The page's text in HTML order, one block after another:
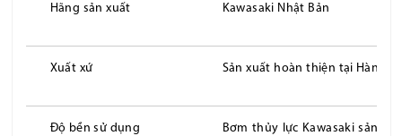
Hãng sản xuất Kawasaki Nhật Bản
Xuất xứ Sản xuất hoàn thiện tại Hàn
Độ bền sử dụng
Bơm thủy lực Kawasaki sản